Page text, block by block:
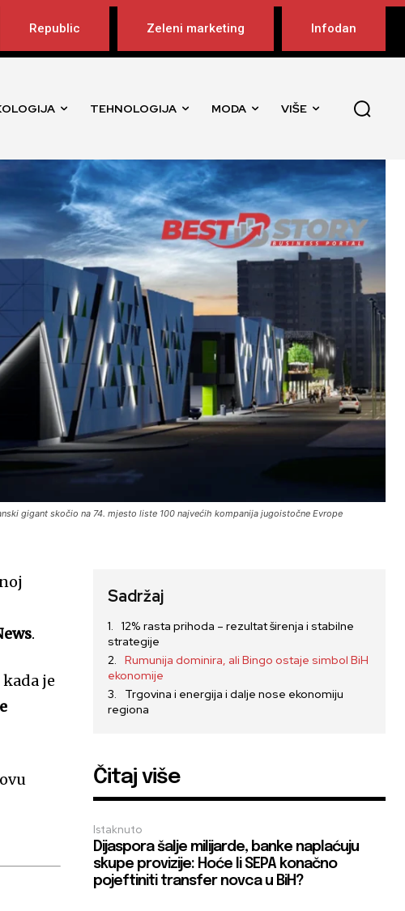
Republic Zeleni marketing Infodan
TEHNOLOGIJA MODA VIŠE
gigant skočio na 74. mjesto liste 100 najvećih kompanija jugoistočne Evrope
.
je
Sadržaj
12% rasta prihoda – rezultat širenja i stabilne
strategije
Rumunija dominira, ali Bingo ostaje simbol BiH
ekonomije
Trgovina i energija i dalje nose ekonomiju
regiona
Čitaj više
Istaknuto
Dijaspora šalje milijarde, banke naplaćuju
skupe provizije: Hoće li SEPA konačno
pojeftiniti transfer novca u BiH?